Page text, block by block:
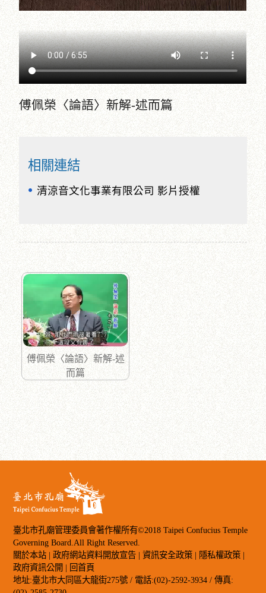
傅佩榮〈論語〉新解-述而篇
相關連結
清涼音文化事業有限公司 影片授權
傅佩榮〈論語〉新解-述
而篇
臺北市孔廟管理委員會著作權所有©2018 Taipei Confucius Temple
Governing Board.All Right Reserved.
關於本站 | 政府網站資料開放宣告 |資訊安全政策 | 隱私權政策 |
政府資訊公開 | 回首頁
地址:臺北市大同區大龍街275號 / 電話:(02)-2592-3934 / 傳真: